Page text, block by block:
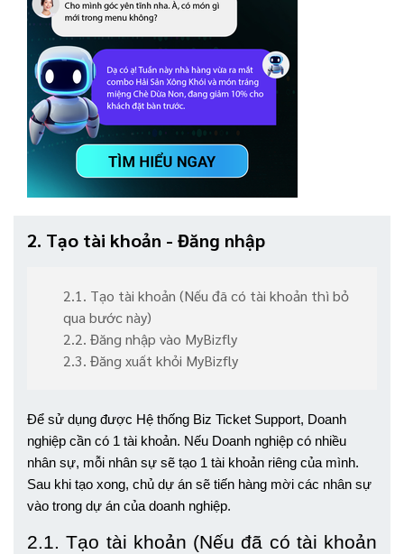
2. Tạo tài khoản - Đăng nhập
2.1. Tạo tài khoản (Nếu đã có tài khoản thì bỏ
qua bước này)
2.2. Đăng nhập vào MyBizfly
2.3. Đăng xuất khỏi MyBizfly
Để sử dụng được Hệ thống Biz Ticket Support, Doanh
nghiệp cần có 1 tài khoản. Nếu Doanh nghiệp có nhiều
nhân sự, mỗi nhân sự sẽ tạo 1 tài khoản riêng của mình.
Sau khi tạo xong, chủ dự án sẽ tiến hàng mời các nhân sự
vào trong dự án của doanh nghiệp.
2.1. Tạo tài khoản (Nếu đã có tài khoản